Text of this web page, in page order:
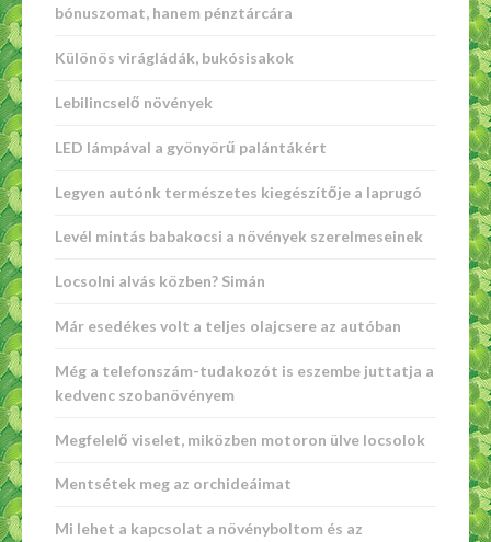
bónuszomat, hanem pénztárcára
Különös virágládák, bukósisakok
Lebilincselő növények
LED lámpával a gyönyörű palántákért
Legyen autónk természetes kiegészítője a laprugó
Levél mintás babakocsi a növények szerelmeseinek
Locsolni alvás közben? Simán
Már esedékes volt a teljes olajcsere az autóban
Még a telefonszám-tudakozót is eszembe juttatja a
kedvenc szobanövényem
Megfelelő viselet, miközben motoron ülve locsolok
Mentsétek meg az orchideáimat
Mi lehet a kapcsolat a növényboltom és az